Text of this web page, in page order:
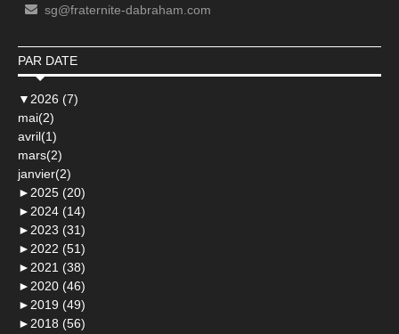
sg@fraternite-dabraham.com
PAR DATE
▼ 2026 (7)
mai(2)
avril(1)
mars(2)
janvier(2)
► 2025 (20)
► 2024 (14)
► 2023 (31)
► 2022 (51)
► 2021 (38)
► 2020 (46)
► 2019 (49)
► 2018 (56)